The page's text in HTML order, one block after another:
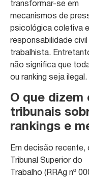
transformar-se em
mecanismos de
psicológica coletiva
responsabilidade civil
trabalhista.
não significa que
ou ranking seja ilegal.
O que dizem
tribunais
rankings e
Em decisão recente,
Tribunal Superior do
Trabalho (RRAg nº